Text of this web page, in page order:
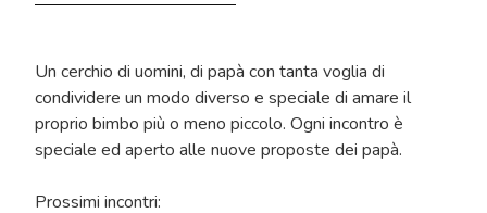
Un cerchio di uomini, di papà con tanta voglia di
condividere un modo diverso e speciale di amare il
proprio bimbo più o meno piccolo. Ogni incontro è
speciale ed aperto alle nuove proposte dei papà.
Prossimi incontri: